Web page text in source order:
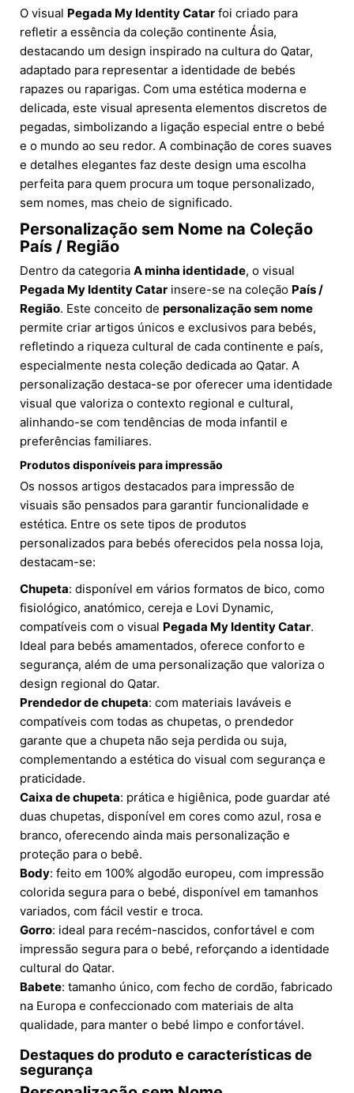
O visual Pegada My Identity Catar foi criado para
refletir a essência da coleção continente Ásia,
destacando um design inspirado na cultura do Qatar,
adaptado para representar a identidade de bebés
rapazes ou raparigas. Com uma estética moderna e
delicada, este visual apresenta elementos discretos de
pegadas, simbolizando a ligação especial entre o bebé
e o mundo ao seu redor. A combinação de cores suaves
e detalhes elegantes faz deste design uma escolha
perfeita para quem procura um toque personalizado,
sem nomes, mas cheio de significado.
Personalização sem Nome na Coleção
País / Região
Dentro da categoria A minha identidade, o visual
Pegada My Identity Catar insere-se na coleção País /
Região. Este conceito de personalização sem nome
permite criar artigos únicos e exclusivos para bebés,
refletindo a riqueza cultural de cada continente e país,
especialmente nesta coleção dedicada ao Qatar. A
personalização destaca-se por oferecer uma identidade
visual que valoriza o contexto regional e cultural,
alinhando-se com tendências de moda infantil e
preferências familiares.
Produtos disponíveis para impressão
Os nossos artigos destacados para impressão de
visuais são pensados para garantir funcionalidade e
estética. Entre os sete tipos de produtos
personalizados para bebés oferecidos pela nossa loja,
destacam-se:
Chupeta: disponível em vários formatos de bico, como
fisiológico, anatómico, cereja e Lovi Dynamic,
compatíveis com o visual Pegada My Identity Catar.
Ideal para bebés amamentados, oferece conforto e
segurança, além de uma personalização que valoriza o
design regional do Qatar.
Prendedor de chupeta: com materiais laváveis e
compatíveis com todas as chupetas, o prendedor
garante que a chupeta não seja perdida ou suja,
complementando a estética do visual com segurança e
praticidade.
Caixa de chupeta: prática e higiênica, pode guardar até
duas chupetas, disponível em cores como azul, rosa e
branco, oferecendo ainda mais personalização e
proteção para o bebê.
Body: feito em 100% algodão europeu, com impressão
colorida segura para o bebé, disponível em tamanhos
variados, com fácil vestir e troca.
Gorro: ideal para recém-nascidos, confortável e com
impressão segura para o bebé, reforçando a identidade
cultural do Qatar.
Babete: tamanho único, com fecho de cordão, fabricado
na Europa e confeccionado com materiais de alta
qualidade, para manter o bebé limpo e confortável.
Destaques do produto e características de
segurança